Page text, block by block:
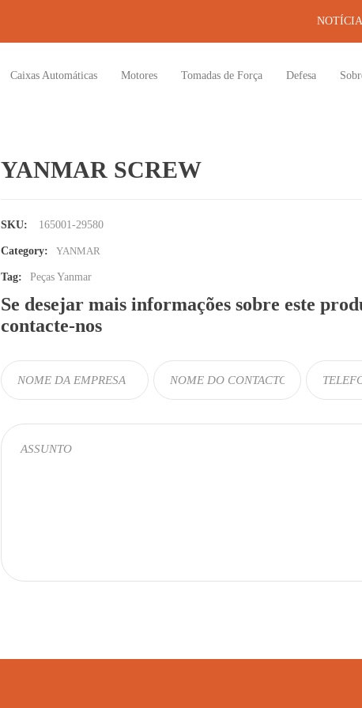
Caixas Automáticas Motores Tomadas de Força Defesa
YANMAR SCREW
SKU: 165001-29580
Category: YANMAR
Tag: Peças Yanmar
Se desejar mais informações sobre este
contacte-nos